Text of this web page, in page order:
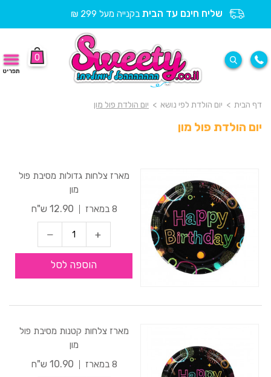
שליח חינם עד הבית בקנייה מעל 299 ₪
0
תפריט
דף הבית > יום הולדת לפי נושא > יום הולדת פול מון
יום הולדת פול מון
מארז צלחות גדולות מסיבת פול
מון
8 במארז
12.90 ש"ח
הוספה לסל
מארז צלחות קטנות מסיבת פול
מון
8 במארז
10.90 ש"ח